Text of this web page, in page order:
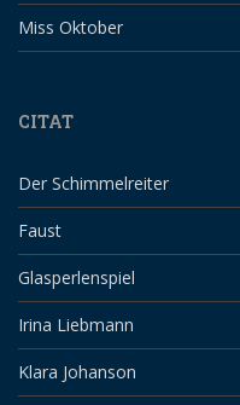
Miss Oktober
CITAT
Der Schimmelreiter
Faust
Glasperlenspiel
Irina Liebmann
Klara Johanson